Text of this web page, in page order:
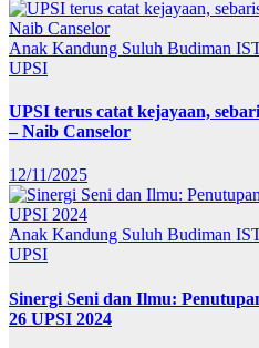
Anak Kandung Suluh Budiman
UPSI
UPSI terus catat kejayaan,
– Naib Canselor
12/11/2025
Anak Kandung Suluh Budiman
UPSI
Sinergi Seni dan Ilmu:
26 UPSI 2024